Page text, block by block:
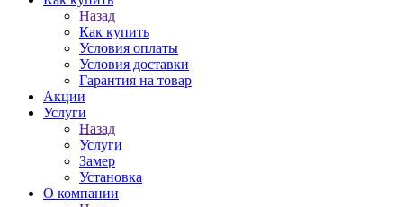
Назад
Как купить
Условия оплаты
Условия доставки
Гарантия на товар
Акции
Услуги
Назад
Услуги
Замер
Установка
О компании